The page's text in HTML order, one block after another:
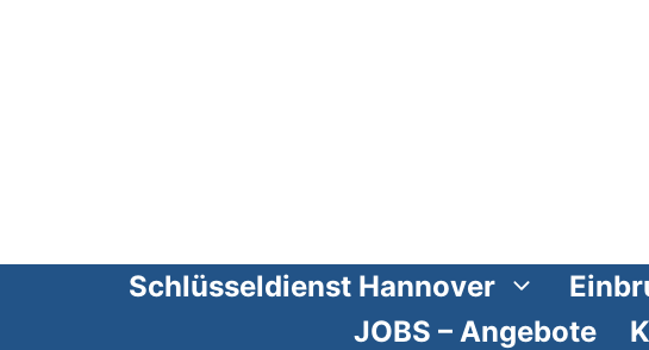
Schlüsseldienst Hannover
JOBS – Angebote